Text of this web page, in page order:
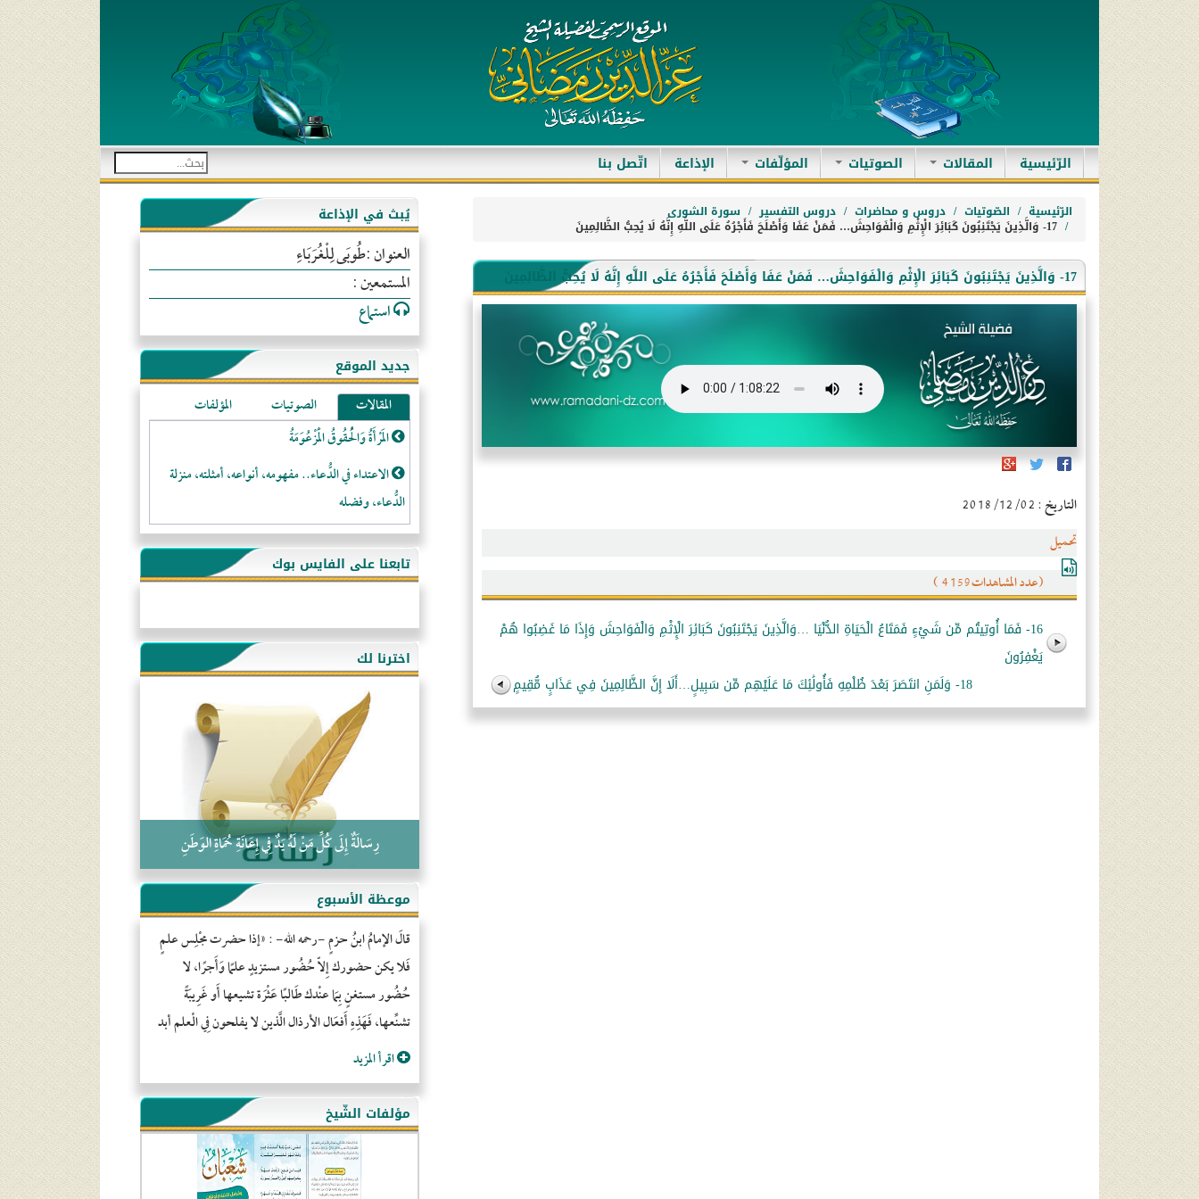
الرّئيسية(current) المقالات الصوتيات المؤلّفات الإذاعة اتّصل بنا
الرّئيسية الصّوتيات دروس و محاضرات دروس التفسير سورة الشورى
17- وَالَّذِينَ يَجْتَنِبُونَ كَبَائِرَ الْإِثْمِ وَالْفَوَاحِشَ… فَمَنْ عَفَا وَأَصْلَحَ فَأَجْرُهُ عَلَى اللَّهِ إِنَّهُ لَا يُحِبُّ الظَّالِمِينَ
17- وَالَّذِينَ يَجْتَنِبُونَ كَبَائِرَ الْإِثْمِ وَالْفَوَاحِشَ… فَمَنْ عَفَا وَأَصْلَحَ فَأَجْرُهُ عَلَى اللَّهِ إِنَّهُ لَا يُحِبُّ الظَّالِمِينَ
التاريخ : 2018/12/02
تحميل
(عدد المشاهدات4159 )
16- فَمَا أُوتِيتُم مِّن شَيْءٍ فَمَتَاعُ الْحَيَاةِ الدُّنْيَا …وَالَّذِينَ يَجْتَنِبُونَ كَبَائِرَ الْإِثْمِ وَالْفَوَاحِشَ وَإِذَا مَا غَضِبُوا هُمْ
يَغْفِرُونَ
18- وَلَمَنِ انتَصَرَ بَعْدَ ظُلْمِهِ فَأُولَٰئِكَ مَا عَلَيْهِم مِّن سَبِيلٍ…أَلَا إِنَّ الظَّالِمِينَ فِي عَذَابٍ مُّقِيمٍ
يُبث في الإذاعة
العنوان :طُوبَى لِلْغُرَبَاءِ
المستمعين :
استماع
جديد الموقع
المقالات الصوتيات
المؤلفات
المَرْأَةُ وَالْحُقُوقُ الْمَزْعُوَمَةُ
الاعتداء في الدُّعاء.. مفهومه، أنواعه، أمثلته، منزلة
الدُّعاء، وفضله
لا تتَّبعوا عورات الـمسلمين
فقه النَّصيحة عند الصَّحابة الكرام رضي الله عنهم
هذه سبيلنا فماذا تنقمون؟!
أُسُـسُ بَـيْـتِ الـمُسْـلِمِ
التَّعْلِيمُ القُرْآنِي
كلمة إلى إخواني السلفيين في الجزائر
تابعنا على الفايس بوك
اخترنا لك
رِسَالَةٌ إِلَى كُلِّ مَنْ لَهُ يَدٌ فِي إِعَانَةِ حُمَاةِ الوَطَنِ
موعظة الأسبوع
قالَ الإمامُ ابنُ حزمٍ -رحمه الله- : «إذا حضرت مجْلِس علمٍ
فَلا يكن حضورك إِلاّ حُضُور مستزيدٍ علمًا وَأَجرًا، لا
حُضُور مستغنٍ بِمَا عنْدك طَالبًا عَثْرَة تشيعها أَو غَرِيبَةً
تشنِّعها، فَهَذِهِ أَفعَال الأرذال الَّذين لا يفلحون فِي الْعلم أبد
اقرأ المزيد
مؤلفات الشّيخ